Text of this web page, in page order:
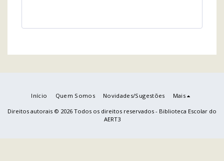
Início Quem Somos Novidades/Sugestões Mais
Direitos autorais © 2026 Todos os direitos reservados - Biblioteca Escolar do
AERT3